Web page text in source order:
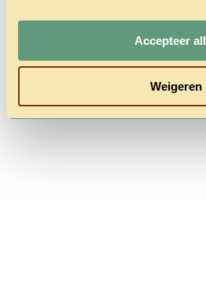
Accepteer
Weigeren